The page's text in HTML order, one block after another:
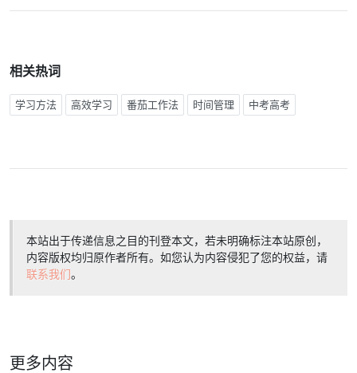
相关热词
学习方法 高效学习 番茄工作法 时间管理 中考高考
本站出于传递信息之目的刊登本文，若未明确标注本站原创，
内容版权均归原作者所有。如您认为内容侵犯了您的权益，请
联系我们。
更多内容